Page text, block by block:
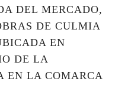
DEL MERCADO,
DE CULMIA
EN
DE LA
EN LA COMARCA